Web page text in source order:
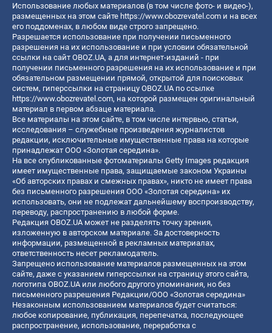
Использование любых материалов (в том числе фото- и видео-),
размещенных на этом сайте https://www.obozrevatel.com и на всех
его поддоменах, в любом виде строго запрещено.
Разрешается использование при получении письменного
разрешения на их использование и при условии обязательной
ссылки на сайт OBOZ.UA, а для интернет-изданий - при
получении письменного разрешения на их использование и при
обязательном размещении прямой, открытой для поисковых
систем, гиперссылки на страницу OBOZ.UA по ссылке
https://www.obozrevatel.com, на которой размещен оригинальный
материал в первом абзаце материала.
Все материалы на этом сайте, в том числе интервью, статьи,
исследования – служебные произведения журналистов
редакции, исключительные имущественные права на которые
принадлежат ООО «Золотая середина».
На все опубликованные фотоматериалы Getty Images редакция
имеет имущественные права, защищаемые законом Украины
«Об авторских правах и смежных правах», никто не имеет права
без письменного разрешения ООО «Золотая середина» их
использовать, они не подлежат дальнейшему воспроизводству,
переводу, распространению в любой форме.
Редакция OBOZ.UA может не разделять точку зрения,
изложенную в авторском материале. За достоверность
информации, размещенной в рекламных материалах,
ответственность несет рекламодатель.
Запрещено использование материалов размещенных на этом
сайте, даже с указанием гиперссылки на страницу этого сайта,
логотипа OBOZ.UA или любого другого упоминания, но без
письменного разрешения Редакции/ООО «Золотая середина»
Незаконным использованием материалов будет считаться:
любое копирование, публикация, перепечатка, последующее
распространение, использование, переработка с